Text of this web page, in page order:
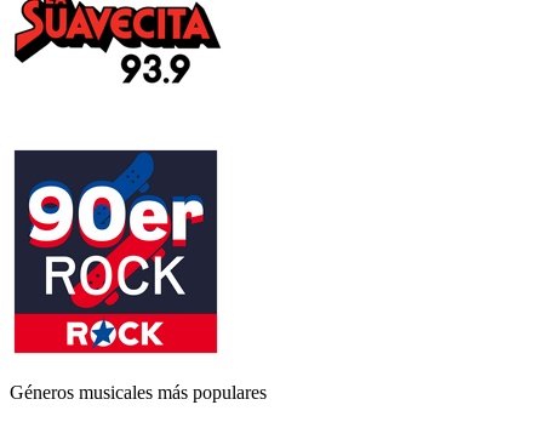
Géneros musicales más populares